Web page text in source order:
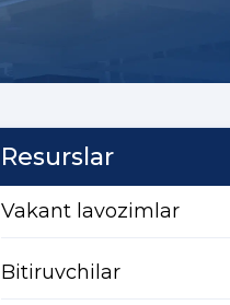
Resurslar
Vakant lavozimlar
Bitiruvchilar